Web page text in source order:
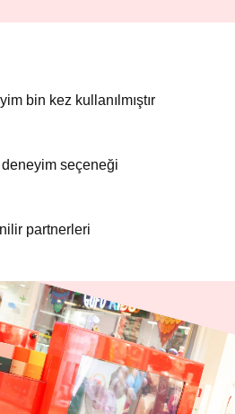
bin kez kullanılmıştır
deneyim seçeneği
partnerleri